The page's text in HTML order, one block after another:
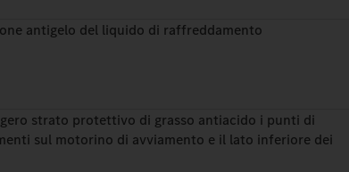
antigelo del liquido di raffreddamento
strato protettivo di grasso antiacido i punti di
sul motorino di avviamento e il lato inferiore dei